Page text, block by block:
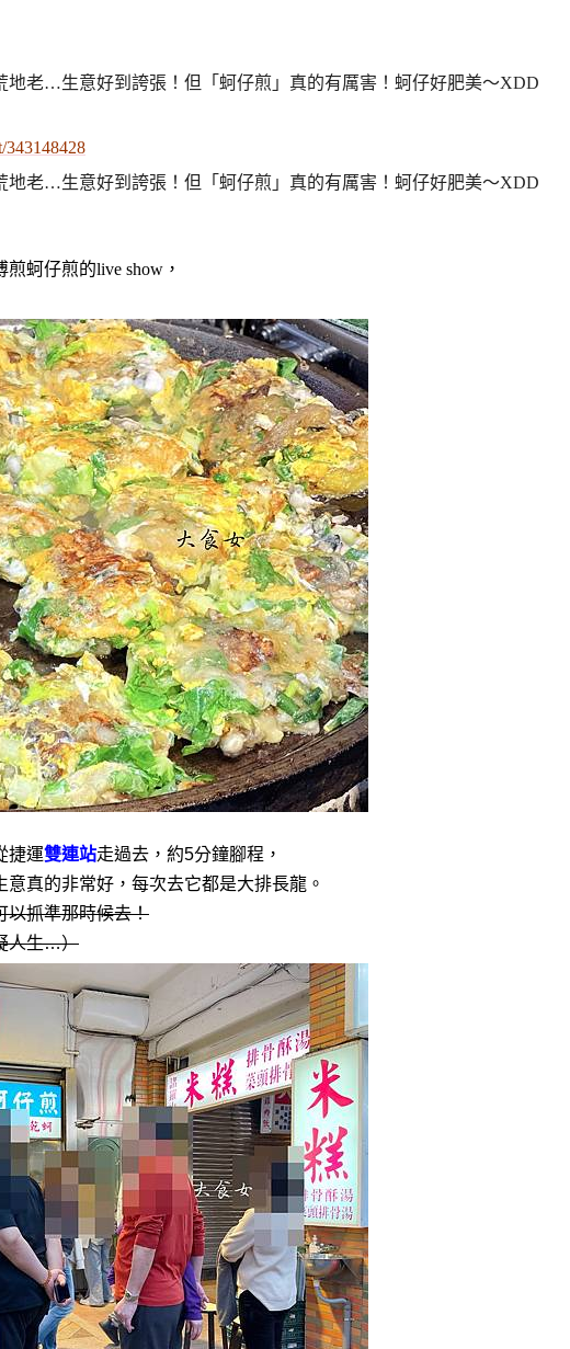
343148428
蚵仔煎的live show，
捷運雙連站走過去，約5分鐘腳程，
意真的非常好，每次去它都是大排長龍。
以抓準那時候去！
人生…）